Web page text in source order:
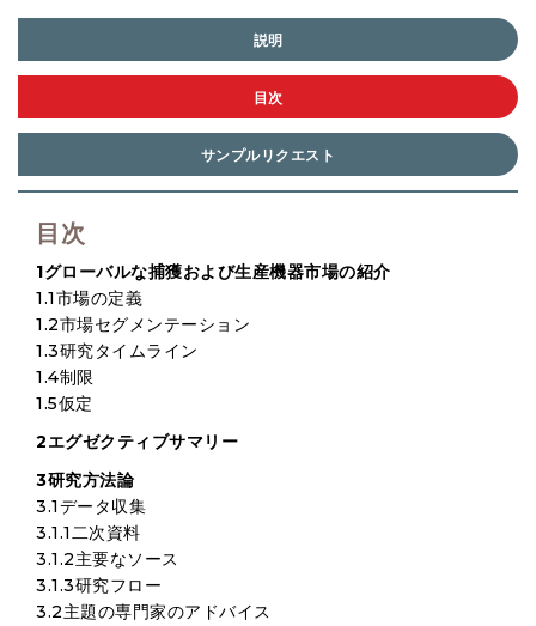
説明
目次
サンプルリクエスト
目次
1グローバルな捕獲および生産機器市場の紹介
1.1市場の定義
1.2市場セグメンテーション
1.3研究タイムライン
1.4制限
1.5仮定
2エグゼクティブサマリー
3研究方法論
3.1データ収集
3.1.1二次資料
3.1.2主要なソース
3.1.3研究フロー
3.2主題の専門家のアドバイス